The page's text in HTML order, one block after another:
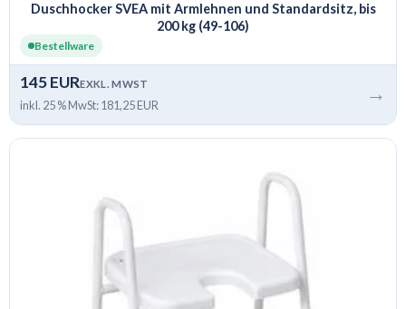
Duschhocker SVEA mit Armlehnen und Standardsitz, bis
200 kg (49-106)
Bestellware
145 EUREXKL. MWST
inkl. 25 % MwSt: 181,25 EUR →